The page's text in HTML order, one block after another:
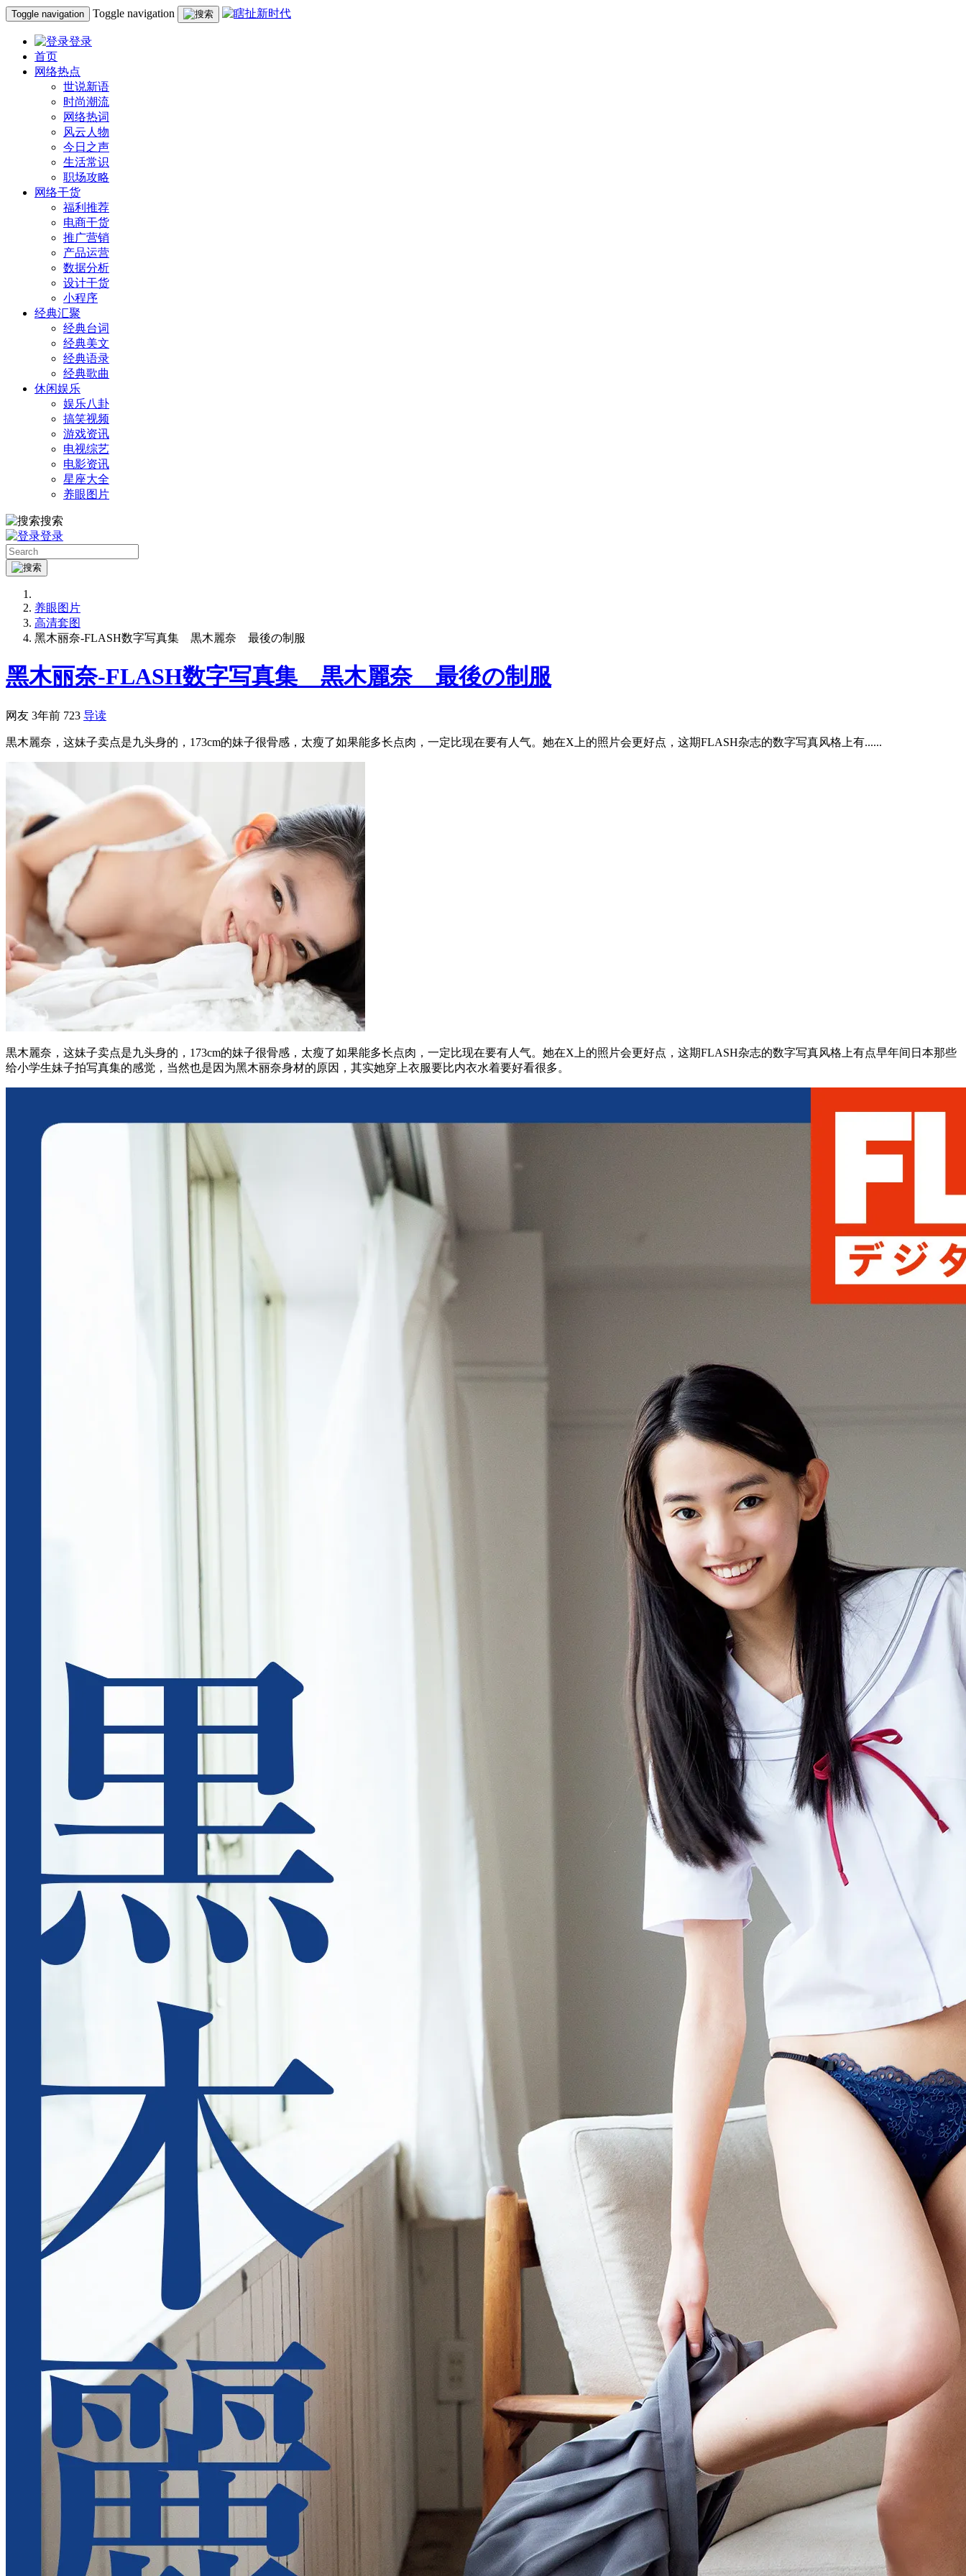
Toggle navigation Toggle navigation
登录
首页
网络热点
世说新语
时尚潮流
网络热词
风云人物
今日之声
生活常识
职场攻略
网络干货
福利推荐
电商干货
推广营销
产品运营
数据分析
设计干货
小程序
经典汇聚
经典台词
经典美文
经典语录
经典歌曲
休闲娱乐
娱乐八卦
搞笑视频
游戏资讯
电视综艺
电影资讯
星座大全
养眼图片
搜索
登录
养眼图片
高清套图
黑木丽奈-FLASH数字写真集 黒木麗奈 最後の制服
黑木丽奈-FLASH数字写真集 黒木麗奈 最後の制服
网友 3年前 723 导读
黒木麗奈，这妹子卖点是九头身的，173cm的妹子很骨感，太瘦了如果能多长点肉，一定比现在要有人气。她在X上的照片会更好点，这期FLASH杂志的数字写真风格上有......
黒木麗奈，这妹子卖点是九头身的，173cm的妹子很骨感，太瘦了如果能多长点肉，一定比现在要有人气。她在X上的照片会更好点，这期FLASH杂志的数字写真风格上有点早年间日本那些
给小学生妹子拍写真集的感觉，当然也是因为黑木丽奈身材的原因，其实她穿上衣服要比内衣水着要好看很多。